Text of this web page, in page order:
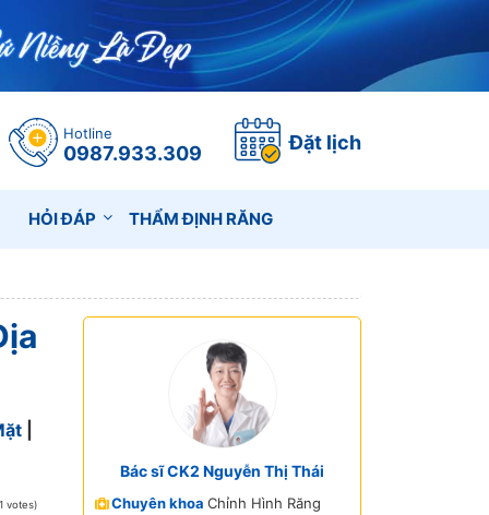
Hotline
0987.933.309 Đặt lịch
HỎI ĐÁP THẨM ĐỊNH RĂNG
votes)
Bác sĩ CK2 Nguyễn Thị Thái
Chuyên khoa Chỉnh Hình Răng